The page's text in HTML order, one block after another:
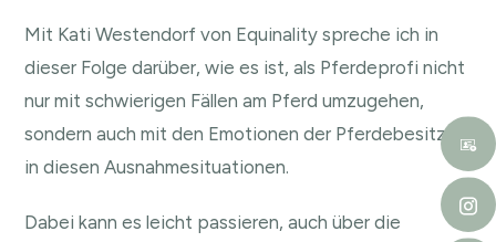
EMBED
Mit Kati Westendorf von Equinality spreche ich in
dieser Folge darüber, wie es ist, als Pferdeprofi nicht
nur mit schwierigen Fällen am Pferd umzugehen,
sondern auch mit den Emotionen der Pferdebesitzer
in diesen Ausnahmesituationen.
Dabei kann es leicht passieren, auch über die